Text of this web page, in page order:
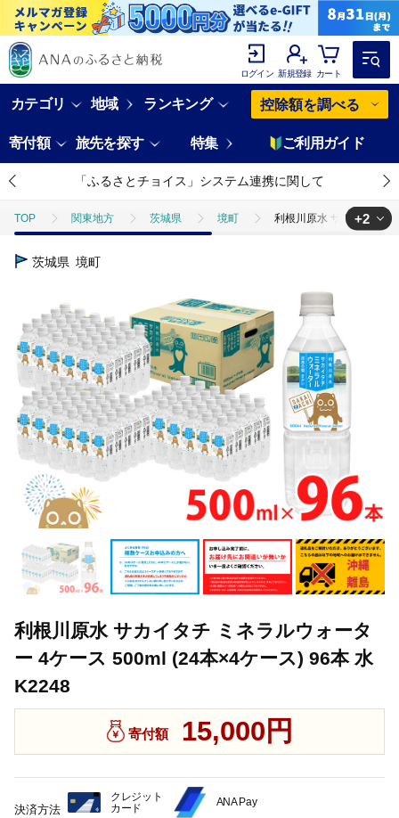
ログイン 新規登録 カート
カテゴリ 地域 ランキング 控除額を調べる
寄付額 旅先を探す 特集 ご利用ガイド
「ふるさとチョイス」システム連携に関して
TOP 関東地方 茨城県 境町 利根川原水 サカイタチ
TOP
+2
茨城県 境町
利根川原水 サカイタチ ミネラルウォータ
ー 4ケース 500ml (24本×4ケース) 96本 水
K2248
寄付額 15,000円
決済方法
クレジット
カード
ANA Pay